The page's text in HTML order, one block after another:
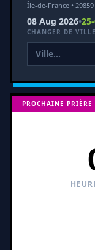
Île-de-France •
08 Aug 2026•
CHANGER DE VILLE
PROCHAINE